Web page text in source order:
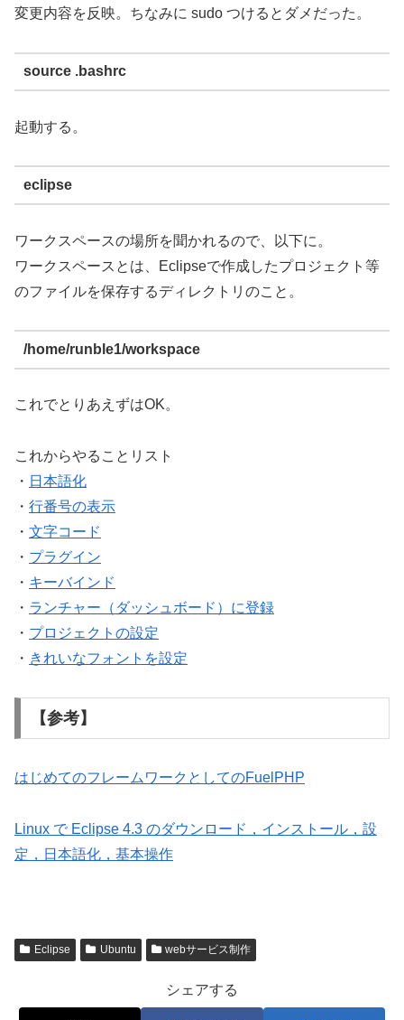
変更内容を反映。ちなみに sudo つけるとダメだった。
source .bashrc
起動する。
eclipse
ワークスペースの場所を聞かれるので、以下に。
ワークスペースとは、Eclipseで作成したプロジェクト等
のファイルを保存するディレクトリのこと。
/home/runble1/workspace
これでとりあえずはOK。
これからやることリスト
・ 日本語化
・ 行番号の表示
・ 文字コード
・ プラグイン
・ キーバインド
・ ランチャー（ダッシュボード）に登録
・ プロジェクトの設定
・ きれいなフォントを設定
【参考】
はじめてのフレームワークとしてのFuelPHP
Linux で Eclipse 4.3 のダウンロード，インストール，設
定，日本語化，基本操作
Eclipse Ubuntu webサービス制作
シェアする